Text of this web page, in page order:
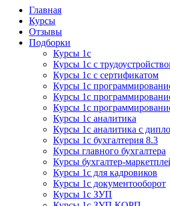
Курсы 1С
Курсы 1С официальная сертификация
Главная
Курсы
Отзывы
Подборки
Курсы 1с
Курсы 1с с
Курсы 1с с сертификатом
Курсы 1с
Курсы 1с
Курсы 1с
Курсы 1с аналитика
Курсы 1с аналитика с
Курсы 1с бухгалтерия 8.3
Курсы главного бухгалтера
Курсы бухгалтер-
Курсы 1с для кадровиков
Курсы 1с документооборот
Курсы 1с ЗУП